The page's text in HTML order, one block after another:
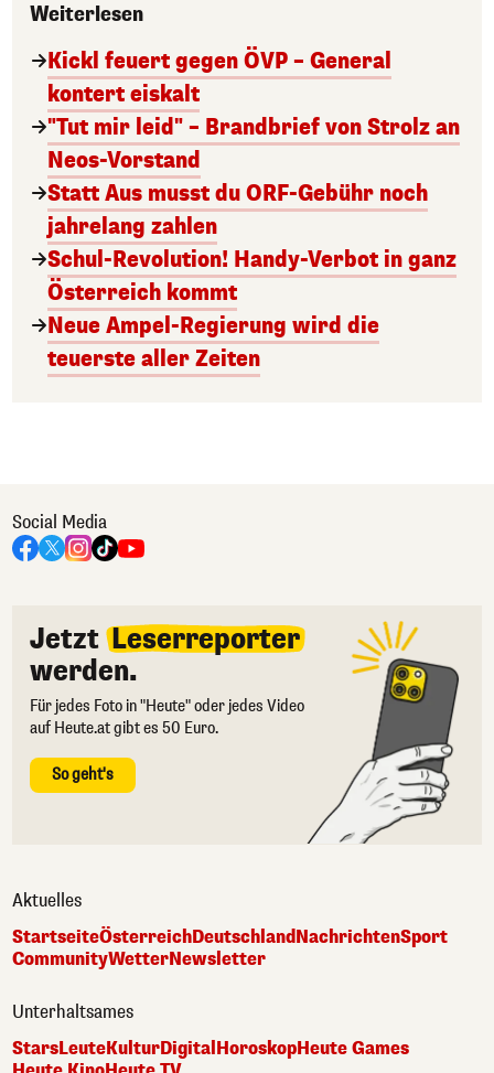
Weiterlesen
Kickl feuert gegen ÖVP – General
kontert eiskalt
"Tut mir leid" – Brandbrief von Strolz an
Neos-Vorstand
Statt Aus musst du ORF-Gebühr noch
jahrelang zahlen
Schul-Revolution! Handy-Verbot in ganz
Österreich kommt
Neue Ampel-Regierung wird die
teuerste aller Zeiten
Social Media
Jetzt Leserreporter
werden.
Für jedes Foto in "Heute" oder jedes Video
auf Heute.at gibt es 50 Euro.
So geht's
Aktuelles
StartseiteÖsterreichDeutschlandNachrichtenSport
CommunityWetterNewsletter
Unterhaltsames
StarsLeuteKulturDigital HoroskopHeute Games